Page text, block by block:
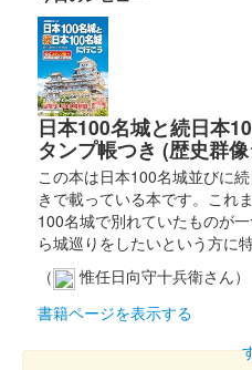
沼田城跡 御城印
販売終了
沼田城 御城印 真田
沼田城址 御城印 入
販売終了
沼田城跡 御城印 夏
日本100名城と続日本
タンプ帳つき (歴史群
この本は日本100名城並びに
きで載っている本です。これ
100名城で別れていたものが
ら城巡りをしたいという方に
（
惟任日向守十兵衛さん）
書籍ページを表示する